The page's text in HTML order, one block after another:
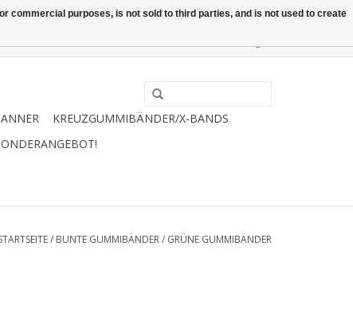
KREUZGUMMIBÄNDER/X-BANDS
/ BUNTE GUMMIBÄNDER/ GRÜNE GUMMIBÄNDER
commercial purposes, is not sold to third parties, and is not used to create